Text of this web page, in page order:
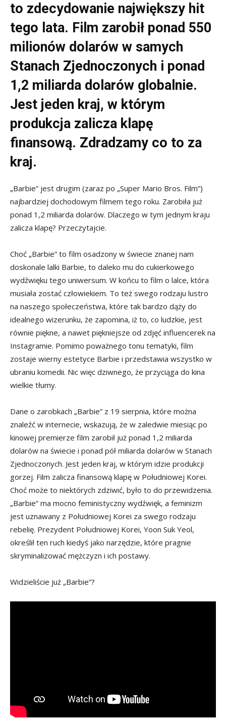
to zdecydowanie największy hit
tego lata. Film zarobił ponad 550
milionów dolarów w samych
Stanach Zjednoczonych i ponad
1,2 miliarda dolarów globalnie.
Jest jeden kraj, w którym
produkcja zalicza klapę
finansową. Zdradzamy co to za
kraj.
„Barbie” jest drugim (zaraz po „Super Mario Bros. Film”)
najbardziej dochodowym filmem tego roku. Zarobiła już
ponad 1,2 miliarda dolarów. Dlaczego w tym jednym kraju
zalicza klapę? Przeczytajcie.
Choć „Barbie” to film osadzony w świecie znanej nam
doskonale lalki Barbie, to daleko mu do cukierkowego
wydźwięku tego uniwersum. W końcu to film o lalce, która
musiała zostać człowiekiem. To też swego rodzaju lustro
na naszego społeczeństwa, które tak bardzo dąży do
idealnego wizerunku, że zapomina, iż to, co ludzkie, jest
równie piękne, a nawet piękniejsze od zdjęć influencerek na
Instagramie. Pomimo poważnego tonu tematyki, film
zostaje wierny estetyce Barbie i przedstawia wszystko w
ubraniu komedii. Nic więc dziwnego, że przyciąga do kina
wielkie tłumy.
Dane o zarobkach „Barbie” z 19 sierpnia, które można
znaleźć w internecie, wskazują, że w zaledwie miesiąc po
kinowej premierze film zarobił już ponad 1,2 miliarda
dolarów na świecie i ponad pół miliarda dolarów w Stanach
Zjednoczonych. Jest jeden kraj, w którym idzie produkcji
gorzej. Film zalicza finansową klapę w Południowej Korei.
Choć może to niektórych zdziwić, było to do przewidzenia.
„Barbie” ma mocno feministyczny wydźwięk, a feminizm
jest uznawany z Południowej Korei za swego rodzaju
rebelię. Prezydent Południowej Korei, Yoon Suk Yeol,
określił ten ruch kiedyś jako narzędzie, które pragnie
skryminalizować mężczyzn i ich postawy.
Widzieliście już „Barbie”?